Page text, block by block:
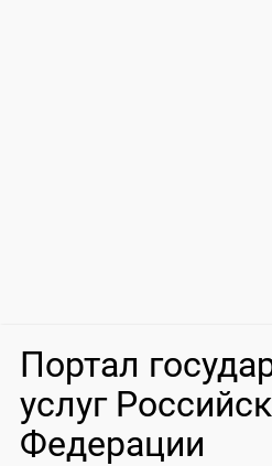
Портал
услуг
Федерации